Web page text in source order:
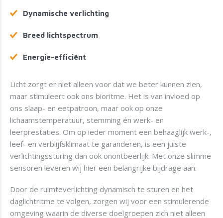
Dynamische verlichting
Breed lichtspectrum
Energie-efficiënt
Licht zorgt er niet alleen voor dat we beter kunnen zien,
maar stimuleert ook ons bioritme. Het is van invloed op
ons slaap- en eetpatroon, maar ook op onze
lichaamstemperatuur, stemming én werk- en
leerprestaties. Om op ieder moment een behaaglijk werk-,
leef- en verblijfsklimaat te garanderen, is een juiste
verlichtingssturing dan ook onontbeerlijk. Met onze slimme
sensoren leveren wij hier een belangrijke bijdrage aan.
Door de ruimteverlichting dynamisch te sturen en het
daglichtritme te volgen, zorgen wij voor een stimulerende
omgeving waarin de diverse doelgroepen zich niet alleen